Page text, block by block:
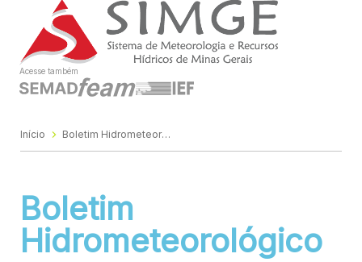
Acesse também
Início Boletim Hidrometeorológico
Boletim
Hidrometeorológico